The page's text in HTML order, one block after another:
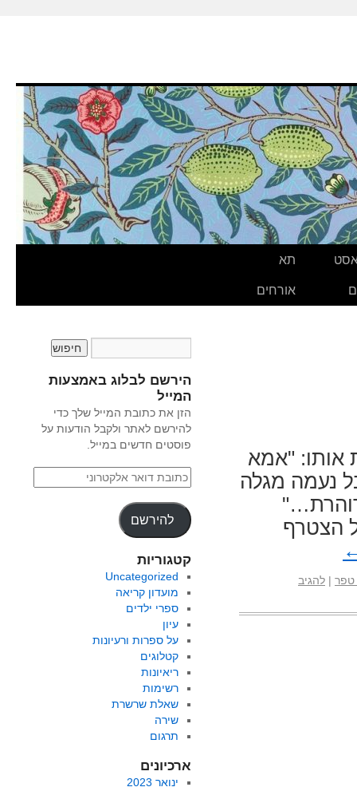
תא
אורחים
אותו: "אמא
נעמה מגלה
הצטרף
טפר | להגיב
הירשם לבלוג באמצעות
המייל
הזן את כתובת המייל שלך כדי
להירשם לאתר ולקבל הודעות על
פוסטים חדשים במייל.
להירשם
קטגוריות
Uncategorized
מועדון קריאה
ספרי ילדים
עיון
על ספרות ורעיונות
קטלוגים
ריאיונות
רשימות
שאלת שרשרת
שירה
תרגום
ארכיונים
ינואר 2023